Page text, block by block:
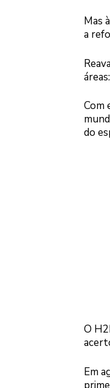
Mas
a
Com
do
O
Em